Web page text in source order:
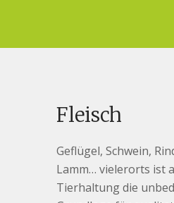
Fleisch
Geflügel, Schwein,
Lamm… vielerorts ist
Tierhaltung die